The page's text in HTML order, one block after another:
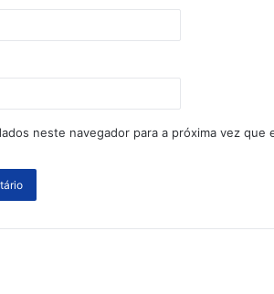
neste navegador para a próxima vez que